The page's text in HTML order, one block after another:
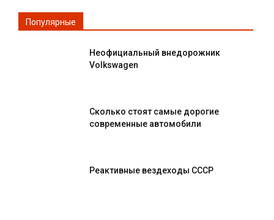
Популярные
Неофициальный внедорожник
Volkswagen
Сколько стоят самые дорогие
современные автомобили
Реактивные вездеходы СССР